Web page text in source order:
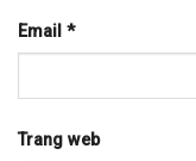
Email *
Trang web